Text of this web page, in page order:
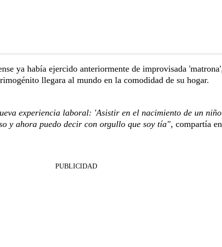
ya había ejercido anteriormente de improvisada
llegara al mundo en la comodidad de su hogar.
experiencia laboral: 'Asistir en el nacimiento de un
y ahora puedo decir con orgullo que soy tía", compartía
PUBLICIDAD